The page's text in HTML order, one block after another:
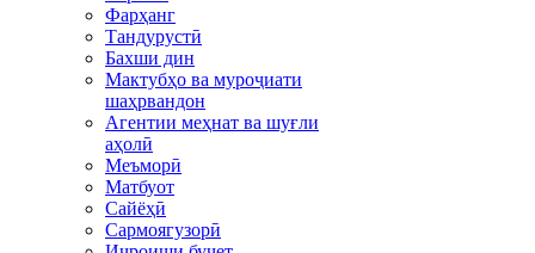
Фарҳанг
Тандурустӣ
Бахши дин
Мактубҳо ва муроҷиати
шаҳрвандон
Агентии меҳнат ва шуғли
аҳолӣ
Меъморӣ
Матбуот
Сайёҳӣ
Сармоягузорӣ